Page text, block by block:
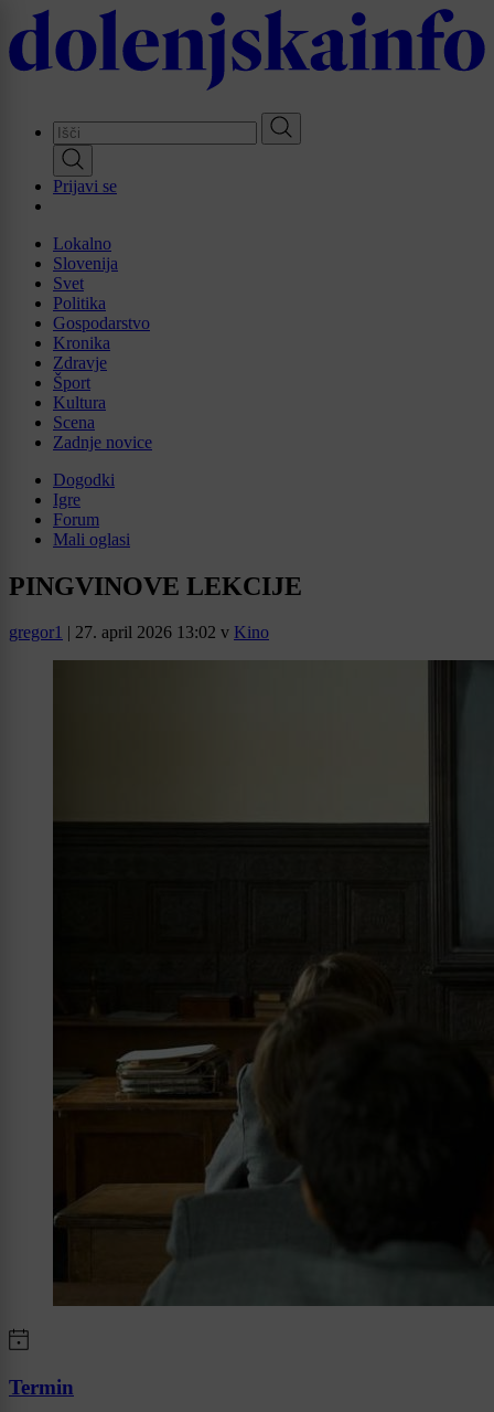
Skip
to
main
Prijavi se
Lokalno
Slovenija
Svet
Politika
Gospodarstvo
Kronika
Zdravje
Šport
Kultura
Scena
Zadnje novice
Dogodki
Igre
Forum
Mali oglasi
PINGVINOVE LEKCIJE
gregor1 | 27. april 2026 13:02 v Kino
Termin